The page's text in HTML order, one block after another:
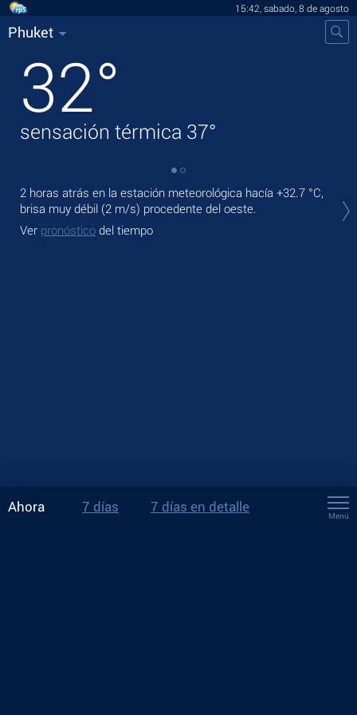
15:42, sabado, 8 de agosto
Phuket
32°
sensación térmica 37°
2 horas atrás en la estación meteorológica hacía +32.7 °C,
brisa muy débil (2 m/s) procedente del oeste.
Ver pronóstico del tiempo
Ahora 7 días 7 días en detalle
Menú